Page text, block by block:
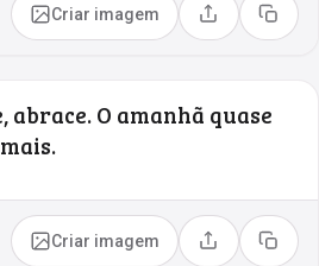
Criar imagem Compartilhar
Copiar
abrace. O amanhã quase
Criar imagem Compartilhar
Copiar